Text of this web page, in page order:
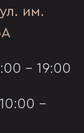
им.
- 19:00
-